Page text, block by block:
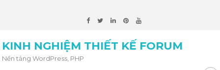
KINH NGHIỆM THIẾT KẾ FORUM
Nền tảng WordPress, PHP